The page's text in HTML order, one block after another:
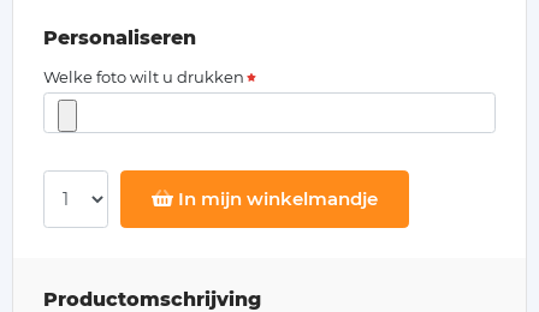
Personaliseren
Welke foto wilt u drukken
In mijn winkelmandje
Productomschrijving